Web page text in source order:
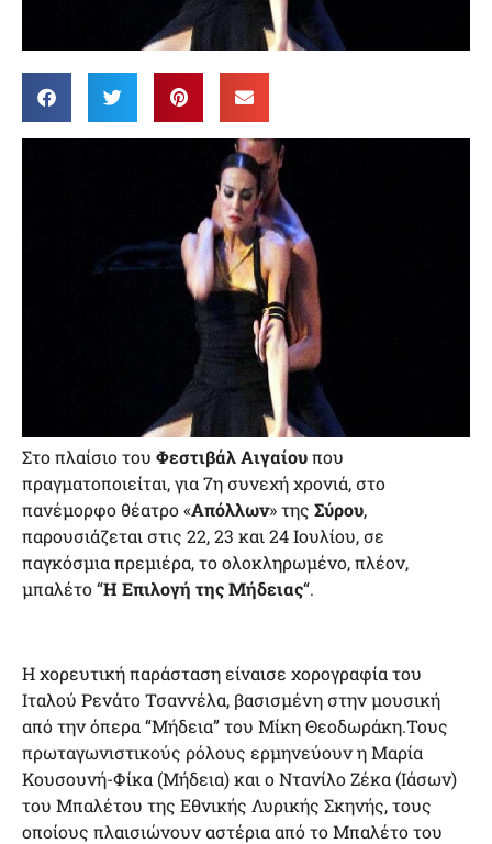
Στο πλαίσιο του Φεστιβάλ Αιγαίουπου
πραγματοποιείται, για 7η συνεχή χρονιά, στο
πανέμορφο θέατρο «Απόλλων» της Σύρου,
παρουσιάζεται στις 22, 23 και 24 Ιουλίου, σε
παγκόσμια πρεμιέρα, το ολοκληρωμένο, πλέον,
μπαλέτο “Η Επιλογή της Μήδειας“.
Η χορευτική παράσταση είναισε χορογραφία του
Ιταλού Ρενάτο Τσαννέλα, βασισμένη στην μουσική
από την όπερα “Μήδεια” του Μίκη Θεοδωράκη.Τους
πρωταγωνιστικούς ρόλους ερμηνεύουν η Μαρία
Κουσουνή-Φίκα (Μήδεια) και ο Ντανίλο Ζέκα (Ιάσων)
του Μπαλέτου της Εθνικής Λυρικής Σκηνής, τους
οποίους πλαισιώνουν αστέρια από το Μπαλέτο του